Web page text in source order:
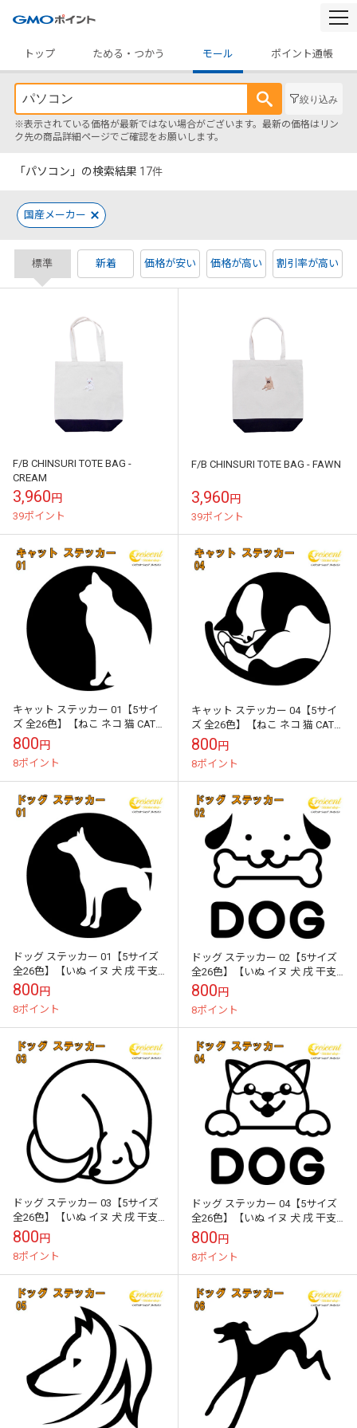
トップ
ためる・つかう モール ポイント通帳
絞り込み
※表示されている価格が最新ではない場合がございます。最新の価格はリン
ク先の商品詳細ページでご確認をお願いします。
「パソコン」の検索結果 17件
国産メーカー
標準 新着 価格が安い 価格が高い 割引率が高い
F/B CHINSURI TOTE BAG -
CREAM
3,960円
39ポイント
F/B CHINSURI TOTE BAG - FAWN
3,960円
39ポイント
キャット ステッカー 01【5サイ
ズ 全26色】【ねこ ネコ 猫 CAT
トライバル タトゥー 傷隠し かわ
いい 可愛い キュート...
800円
8ポイント
キャット ステッカー 04【5サイ
ズ 全26色】【ねこ ネコ 猫 CAT
トライバル タトゥー 傷隠し かわ
いい 可愛い キュート...
800円
8ポイント
ドッグ ステッカー 01【5サイズ
全26色】【いぬ イヌ 犬 戌 干支
DOG トライバル タトゥー 傷隠
し かわいい 可愛い ...
800円
8ポイント
ドッグ ステッカー 02【5サイズ
全26色】【いぬ イヌ 犬 戌 干支
DOG トライバル タトゥー 傷隠し
かわいい 可愛い ...
800円
8ポイント
ドッグ ステッカー 03【5サイズ
全26色】【いぬ イヌ 犬 戌 干支
DOG トライバル タトゥー 傷隠
し かわいい 可愛い ...
800円
8ポイント
ドッグ ステッカー 04【5サイズ
全26色】【いぬ イヌ 犬 戌 干支
DOG トライバル タトゥー 傷隠し
かわいい 可愛い ...
800円
8ポイント